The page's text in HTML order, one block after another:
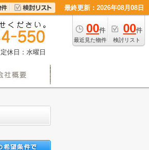
最終更新：2026年08月08日
00件
最近見た物件
00件
検討リスト
定休日：水曜日